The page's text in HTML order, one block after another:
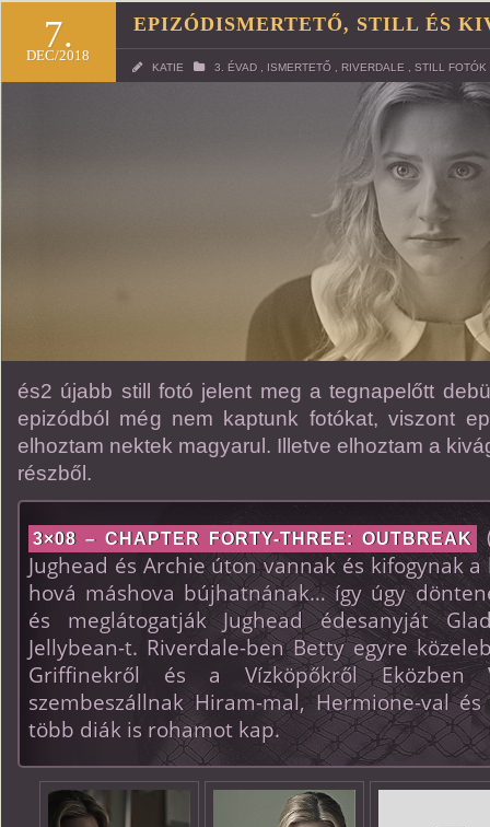
7.
DEC/2018
EPIZÓDISMERTETŐ, STILL ÉS
KATIE 3. ÉVAD ISMERTETŐ RIVERDALE STILL FOTÓK
és2 újabb still fotó jelent meg a tegnapelőtt
epizódból még nem kaptunk fotókat, viszont
elhoztam nektek magyarul. Illetve elhoztam a
részből.
3×08 – CHAPTER FORTY-THREE: OUTBREAK
Jughead és Archie úton vannak és kifogynak
hová máshova bújhatnának… így úgy
és meglátogatják Jughead édesanyját
Jellybean-t. Riverdale-ben Betty egyre
Griffinekről és a Vízköpőkről Eközben
szembeszállnak Hiram-mal, Hermione-val
több diák is rohamot kap.